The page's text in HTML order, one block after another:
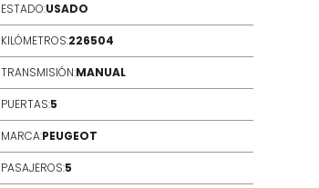
ESTADO:USADO
KILÓMETROS:226504
TRANSMISIÓN:MANUAL
PUERTAS:5
MARCA:PEUGEOT
PASAJEROS:5